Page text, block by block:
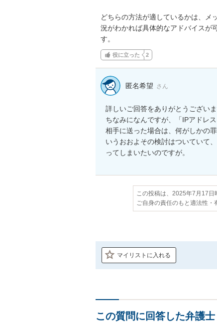
どちらの方法が適しているかは、メ
況がわかれば具体的なアドバイスが
す。
役に立った 2
匿名希望 さん
詳しいご回答をありがとうございま
ちなみになんですが、「IPアドレ
相手に送った場合は、何がしかの
いうおおよその検討はついていて
ってしまいたいのですが。
この投稿は、2025年7月17日
ご自身の責任のもと適法性・
マイリストに入れる
この質問に回答した弁護士